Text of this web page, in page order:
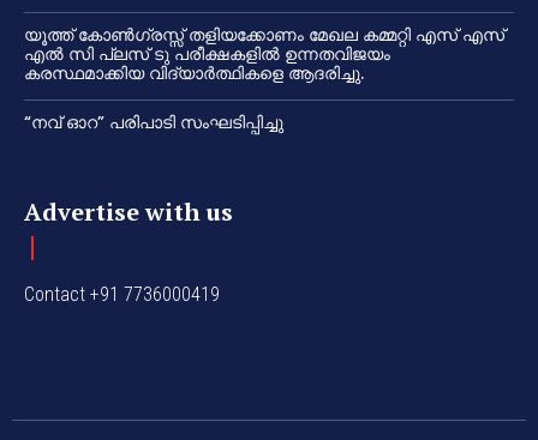
യൂത്ത് കോൺഗ്രസ്സ് തളിയക്കോണം മേഖല കമ്മറ്റി എസ് എസ്
എൽ സി പ്ലസ് ടു പരീക്ഷകളിൽ ഉന്നതവിജയം
കരസ്ഥമാക്കിയ വിദ്യാർത്ഥികളെ ആദരിച്ചു.
“നവ് ഓറ” പരിപാടി സംഘടിപ്പിച്ചു
Advertise with us
Contact +91 7736000419